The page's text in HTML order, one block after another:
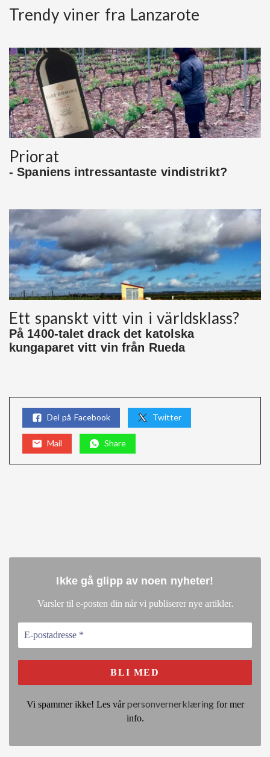
Trendy viner fra Lanzarote
Priorat
- Spaniens intressantaste vindistrikt?
Ett spanskt vitt vin i världsklass?
På 1400-talet drack det katolska
kungaparet vitt vin från Rueda
Del på Facebook Twitter
Mail Share
Ikke gå glipp av noen nyheter!
Varsler til e-posten din når vi publiserer nye artikler.
Vi spammer ikke! Les vårpersonvernerklæringfor mer
info.